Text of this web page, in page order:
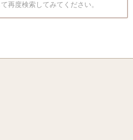
再度検索してみてください。